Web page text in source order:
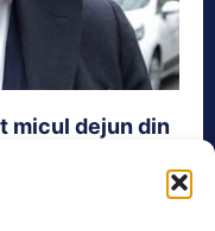
micul dejun din